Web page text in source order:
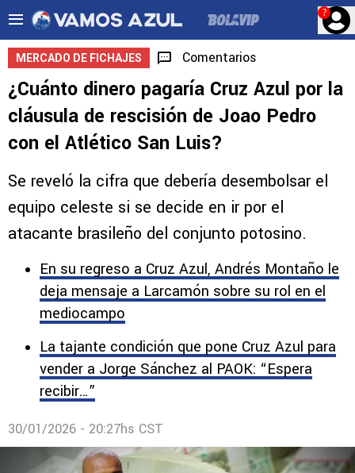
?
MERCADO DE FICHAJES Comentarios
¿Cuánto dinero pagaría Cruz Azul por la
cláusula de rescisión de Joao Pedro
con el Atlético San Luis?
Se reveló la cifra que debería desembolsar el
equipo celeste si se decide en ir por el
atacante brasileño del conjunto potosino.
En su regreso a Cruz Azul, Andrés Montaño le
deja mensaje a Larcamón sobre su rol en el
mediocampo
La tajante condición que pone Cruz Azul para
vender a Jorge Sánchez al PAOK: “Espera
recibir…”
30/01/2026 - 20:27hs CST